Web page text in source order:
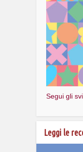
Segui gli
Leggi le